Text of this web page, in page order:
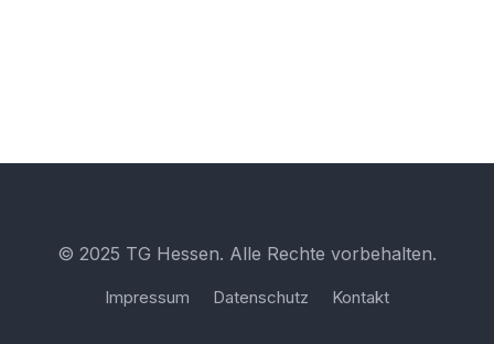
© 2025 TG Hessen. Alle Rechte vorbehalten.
Impressum Datenschutz Kontakt